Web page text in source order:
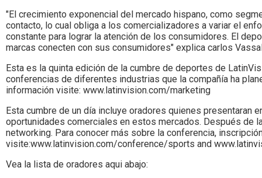
"El crecimiento exponencial del mercado hispano, como
contacto, lo cual obliga a los comercializadores a variar el
constante para lograr la atención de los consumidores. El
marcas conecten con sus consumidores" explica carlos
Esta es la quinta edición de la cumbre de deportes de
conferencias de diferentes industrias que la compañía ha
información visite: www.latinvision.com/marketing
Esta cumbre de un día incluye oradores quienes presentaran
oportunidades comerciales en estos mercados. Después de
networking. Para conocer más sobre la conferencia,
visite:www.latinvision.com/conference/sports and
Vea la lista de oradores aqui abajo: